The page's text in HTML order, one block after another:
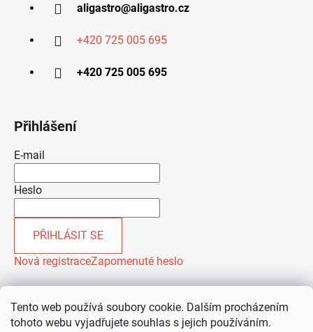
Tento web používá soubory cookie. Dalším procházením
tohoto webu vyjadřujete souhlas s jejich používáním.
aligastro@aligastro.cz
+420 725 005 695
+420 725 005 695
Přihlášení
E-mail
Heslo
PŘIHLÁSIT SE
Nová registraceZapomenuté heslo